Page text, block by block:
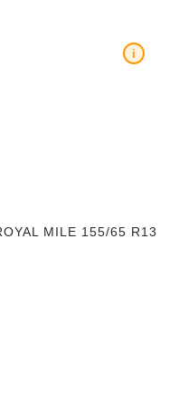
MILE 155/65 R13
i